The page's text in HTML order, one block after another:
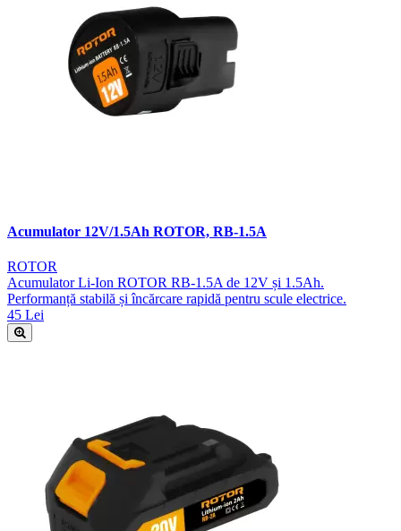
Acumulator 12V/1.5Ah ROTOR, RB-1.5A
ROTOR
Acumulator Li-Ion ROTOR RB-1.5A de 12V și 1.5Ah.
Performanță stabilă și încărcare rapidă pentru scule electrice.
45 Lei